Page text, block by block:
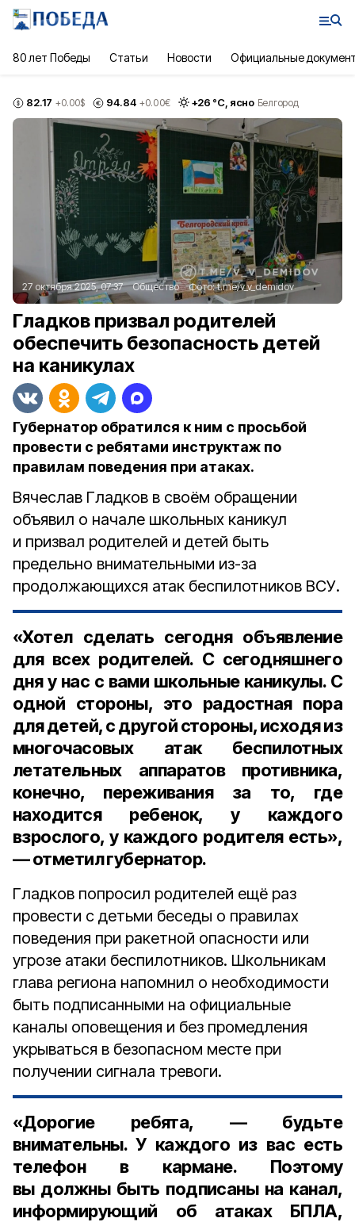
80 лет Победы Статьи Новости Официальные
82.17 +0.00$ 94.84 +0.00€ +26 °С, ясно Белгород
27 октября 2025, 07:37 Общество Фото:t.me/v_v_demidov
Гладков призвал родителей
обеспечить безопасность детей
на каникулах
Губернатор обратился к ним с просьбой
провести с ребятами инструктаж по
правилам поведения при атаках.
Вячеслав Гладков в своём обращении
объявил о начале школьных каникул
и призвал родителей и детей быть
предельно внимательными из-за
продолжающихся атак беспилотников ВСУ.
«Хотел сделать сегодня объявление
для всех родителей. С сегодняшнего
дня у нас с вами школьные каникулы. С
одной стороны, это радостная пора
для детей, с другой стороны, исходя из
многочасовых атак беспилотных
летательных аппаратов противника,
конечно, переживания за то, где
находится ребенок, у каждого
взрослого, у каждого родителя есть»,
— отметил губернатор.
Гладков попросил родителей ещё раз
провести с детьми беседы о правилах
поведения при ракетной опасности или
угрозе атаки беспилотников. Школьникам
глава региона напомнил о необходимости
быть подписанными на официальные
каналы оповещения и без промедления
укрываться в безопасном месте при
получении сигнала тревоги.
«Дорогие ребята, — будьте
внимательны. У каждого из вас есть
телефон в кармане. Поэтому
вы должны быть подписаны на канал,
информирующий об атаках БПЛА,